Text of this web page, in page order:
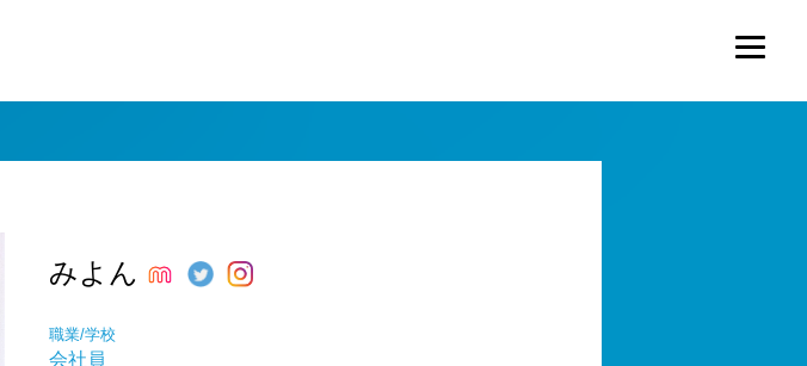
みよん
職業/学校
会社員